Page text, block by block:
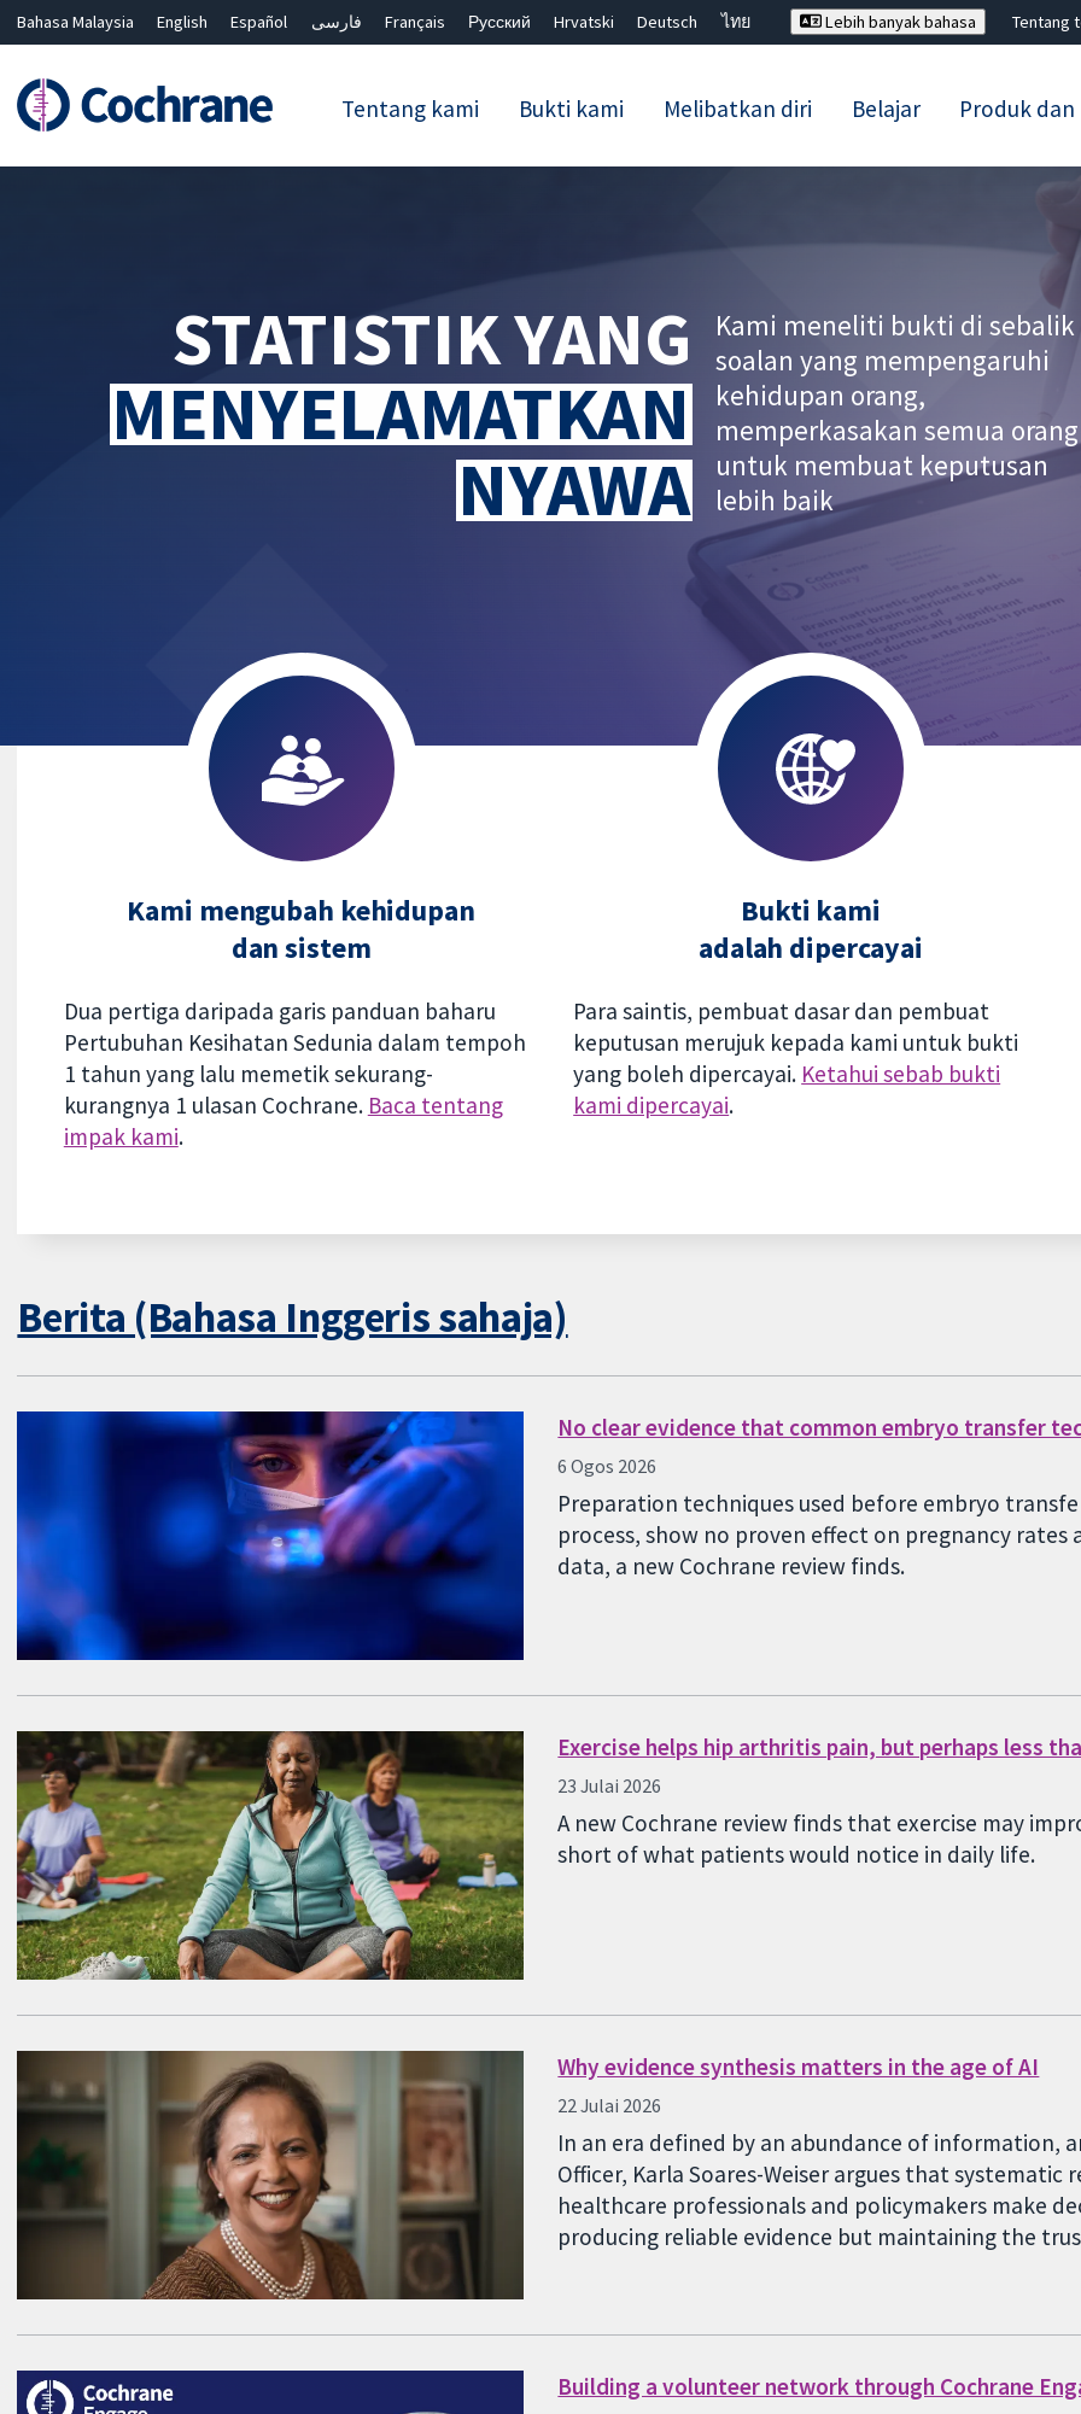
Bahasa Malaysia English Español فارسی Français Русский Hrvatski Deutsch
ไทย
Lebih banyak bahasa Tentang
Tentang kami Bukti kami Melibatkan diri Belajar Produk
STATISTIK YANG
MENYELAMATKAN
NYAWA
Kami meneliti bukti di sebalik
soalan yang mempengaruhi
kehidupan orang,
memperkasakan semua orang
untuk membuat keputusan
lebih baik
Kami mengubah kehidupan
dan sistem
Dua pertiga daripada garis panduan baharu
Pertubuhan Kesihatan Sedunia dalam tempoh
1 tahun yang lalu memetik sekurang-
kurangnya 1 ulasan Cochrane. Baca tentang
impak kami.
Bukti kami
adalah dipercayai
Para saintis, pembuat dasar dan pembuat
keputusan merujuk kepada kami untuk bukti
yang boleh dipercayai. Ketahui sebab bukti
kami dipercayai.
Berita (Bahasa Inggeris sahaja)
No clear evidence that common embryo transfer
6 Ogos 2026
Preparation techniques used before embryo
process, show no proven effect on pregnancy
data, a new Cochrane review finds.
Exercise helps hip arthritis pain, but perhaps less
23 Julai 2026
A new Cochrane review finds that exercise may
short of what patients would notice in daily life.
Why evidence synthesis matters in the age of AI
22 Julai 2026
In an era defined by an abundance of information,
Officer, Karla Soares-Weiser argues that
healthcare professionals and policymakers make
producing reliable evidence but maintaining the
Building a volunteer network through Cochrane